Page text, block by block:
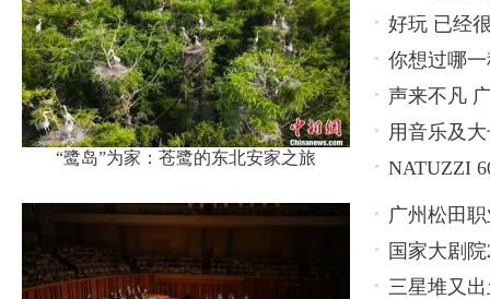
“鹭岛”为家：苍鹭的东北安家之旅
博览会
好玩 已经
你想过哪
声来不凡
用音乐及
NATUZZI
广州松田
养新模式
国家大剧
三星堆又